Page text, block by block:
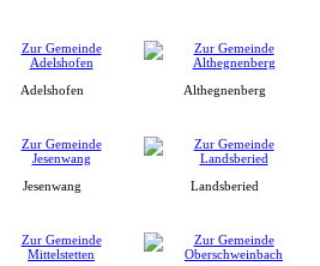
Adelshofen Althegnenberg
Jesenwang Landsberied